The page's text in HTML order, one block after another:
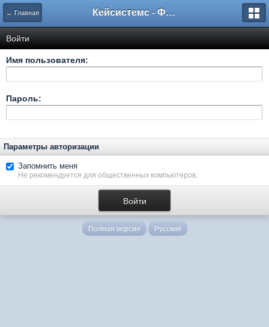
← Главная Кейсистемс - Форумы
Войти
Имя пользователя:
Пароль:
Параметры авторизации
Запомнить меня
Не рекомендуется для общественных компьютеров.
Полная версия Русский